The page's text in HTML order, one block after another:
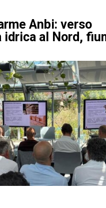
Anbi: verso
idrica al Nord,